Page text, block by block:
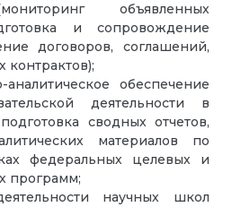
объявленных
и сопровождение
договоров, соглашений,
контрактов);
обеспечение
деятельности в
сводных отчетов,
материалов по
федеральных целевых и
программ;
научных школ